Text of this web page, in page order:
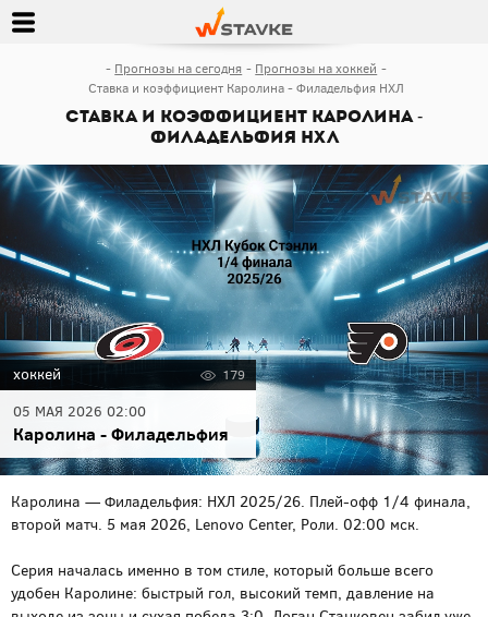
Прогнозы на сегодня
Прогнозы на хоккей
Ставка и коэффициент Каролина - Филадельфия НХЛ
Ставка и коэффициент Каролина -
Филадельфия НХЛ
хоккей 179
05 МАЯ 2026 02:00
Каролина - Филадельфия
Каролина — Филадельфия: НХЛ 2025/26. Плей-офф 1/4 финала,
второй матч. 5 мая 2026, Lenovo Center, Роли. 02:00 мск.
Серия началась именно в том стиле, который больше всего
удобен Каролине: быстрый гол, высокий темп, давление на